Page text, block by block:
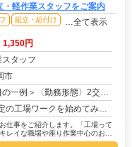
軽作業スタッフをご案内
組立・組付け …全て表示
1,350円
タッフ
市
態〉2交替〈休日〉土日★ＧＷ・夏季・冬季・年末年始休暇あり★有給休暇あり※配属先により休日・...
せんか？株式会社京栄センターが選ばれる理由はこちら！【理由①】手厚いサポート体制...
仕事をご紹介します。「工場って
イな職場や座り作業中心のお仕